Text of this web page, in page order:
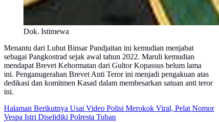
Dok. Istimewa
Menantu dari Luhut Binsar Pandjaitan ini kemudian menjabat
sebagai Pangkostrad sejak awal tahun 2022. Maruli kemudian
mendapat Brevet Kehormatan dari Gultor Kopassus belum lama
ini. Penganugerahan Brevet Anti Teror ini menjadi pengakuan atas
dedikasi dan komitmen Kasad dalam membesarkan satuan anti teror
ini.
Halaman Berikutnya Usai Video Polisi Merokok Viral, Pelat Nomor
Vespa Istri Diselidiki Polresta Tuban